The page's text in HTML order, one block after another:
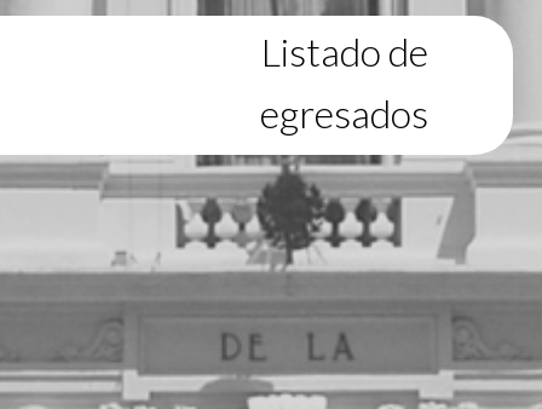
Listado de
egresados